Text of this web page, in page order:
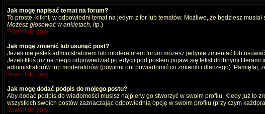
Jak mogę napisać temat na forum?
To proste, kliknij w odpowiedni temat na jedym z for lub tematów. Możliwe, że będziesz
Możesz głosować w ankietach, itp.)
Powrót do góry
Jak mogę zmienić lub usunąć post?
Jeżeli nie jesteś administratorem lub moderatorem forum możesz jedynie zmieniać lub
Jeżeli ktoś już na niego odpowiedział po edycji pod postem pojawi się tekst drobnymi
administratorów lub moderatorów (powinni oni powiadomić co zmienili i dlaczego). Pamiętaj,
Powrót do góry
Jak mogę dodać podpis do mojego postu?
Aby dodać podpis do wiadomości musisz najpierw go stworzyć w swoim profilu. Kiedy już to
wszystkich swoich postów zaznaczając odpowiednią opcję w swoim profilu (przy czym
Powrót do góry